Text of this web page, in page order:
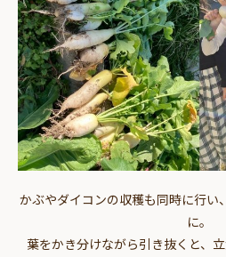
かぶやダイコンの収穫も同時に行い
に。
葉をかき分けながら引き抜くと、